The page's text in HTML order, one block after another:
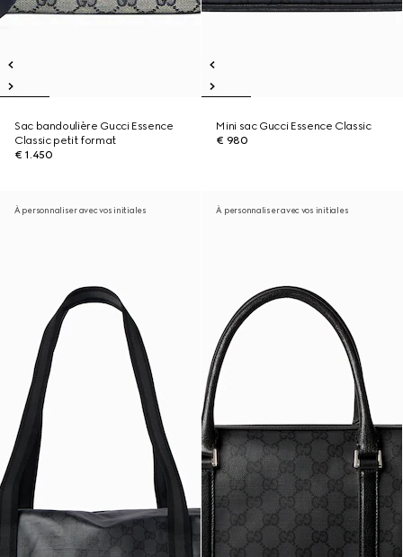
Sac bandoulière Gucci Essence
Classic petit format
€ 1.450
Mini sac Gucci Essence Classic
€ 980
À personnaliser avec vos initiales À personnaliser avec vos initiales